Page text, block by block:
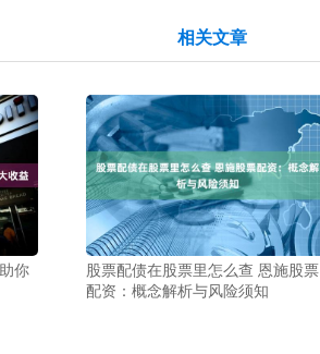
相关文章
你
股票配债在股票里怎么查 恩施股票
配资：概念解析与风险须知